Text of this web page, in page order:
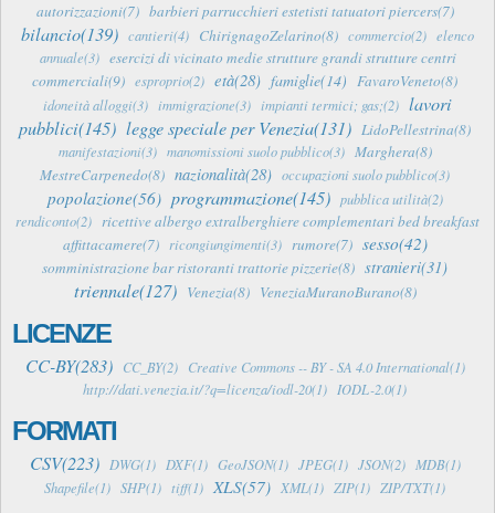
autorizzazioni(7) barbieri parrucchieri estetisti tatuatori piercers(7)
bilancio(139) cantieri(4) ChirignagoZelarino(8) commercio(2) elenco
annuale(3) esercizi di vicinato medie strutture grandi strutture centri
commerciali(9) esproprio(2) età(28) famiglie(14) FavaroVeneto(8)
idoneità alloggi(3) immigrazione(3) impianti termici; gas;(2) lavori
pubblici(145) legge speciale per Venezia(131) LidoPellestrina(8)
manifestazioni(3) manomissioni suolo pubblico(3) Marghera(8)
MestreCarpenedo(8) nazionalità(28) occupazioni suolo pubblico(3)
popolazione(56) programmazione(145) pubblica utilità(2)
rendiconto(2) ricettive albergo extralberghiere complementari bed breakfast
affittacamere(7)
ricongiungimenti(3) rumore(7) sesso(42)
somministrazione bar ristoranti trattorie pizzerie(8) stranieri(31)
triennale(127) Venezia(8) VeneziaMuranoBurano(8)
LICENZE
CC-BY(283) CC_BY(2)
Creative Commons -- BY - SA 4.0 International(1)
http://dati.venezia.it/?q=licenza/iodl-20(1)
IODL-2.0(1)
FORMATI
CSV(223) DWG(1) DXF(1) GeoJSON(1) JPEG(1) JSON(2)
MDB(1)
Shapefile(1) SHP(1) tiff(1) XLS(57) XML(1) ZIP(1) ZIP/TXT(1)